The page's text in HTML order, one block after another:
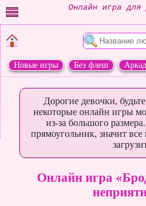
Онлайн игра для
Новые игры Без флеш
Дорогие девочки,
некоторые онлайн игры
из-за большого
прямоугольник, значит
Онлайн игра